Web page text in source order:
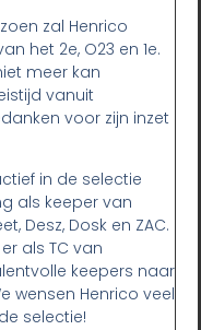
zal Henrico
het 2e, O23 en 1e.
meer kan
vanuit
voor zijn inzet
in de selectie
als keeper van
Desz, Dosk en ZAC.
als TC van
keepers naar
wensen Henrico veel
selectie!